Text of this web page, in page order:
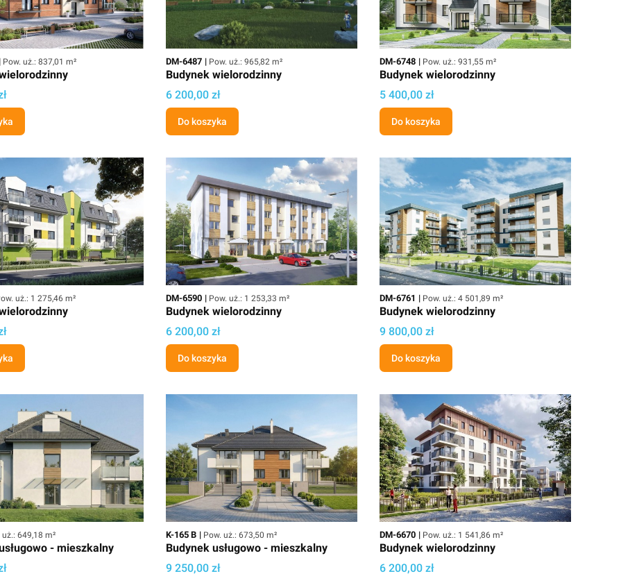
Powierzchnia użytkowa
Pow. uż.: 837,01 m² Kod
DM-6487 Powierzchnia użytkowa
Pow. uż.: 965,82 m²
Budynek wielorodzinny
Cena projektu
6 200,00 zł
Do koszyka
Kod
DM-6748 Powierzchnia użytkowa
Pow. uż.: 931,55 m²
Budynek wielorodzinny
Cena projektu
5 400,00 zł
Do koszyka
użytkowa
uż.: 1 275,46 m² Kod
DM-6590 Powierzchnia użytkowa
Pow. uż.: 1 253,33 m²
Budynek wielorodzinny
Cena projektu
6 200,00 zł
Do koszyka
Kod
DM-6761 Powierzchnia użytkowa
Pow. uż.: 4 501,89 m²
Budynek wielorodzinny
Cena projektu
9 800,00 zł
Do koszyka
użytkowa
uż.: 649,18 m²
- mieszkalny
Kod
K-165 B Powierzchnia użytkowa
Pow. uż.: 673,50 m²
Budynek usługowo - mieszkalny
Cena projektu
9 250,00 zł
Kod
DM-6670 Powierzchnia użytkowa
Pow. uż.: 1 541,86 m²
Budynek wielorodzinny
Cena projektu
6 200,00 zł